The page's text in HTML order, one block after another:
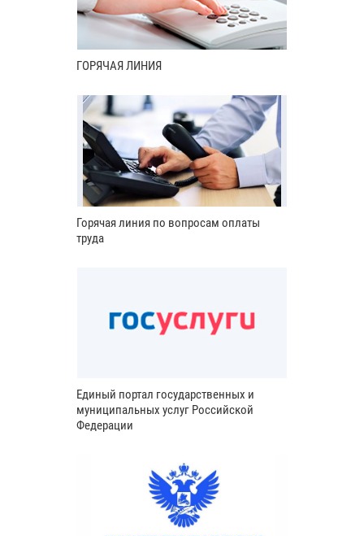
ГОРЯЧАЯ ЛИНИЯ
Горячая линия по вопросам оплаты
труда
Единый портал государственных и
муниципальных услуг Российской
Федерации